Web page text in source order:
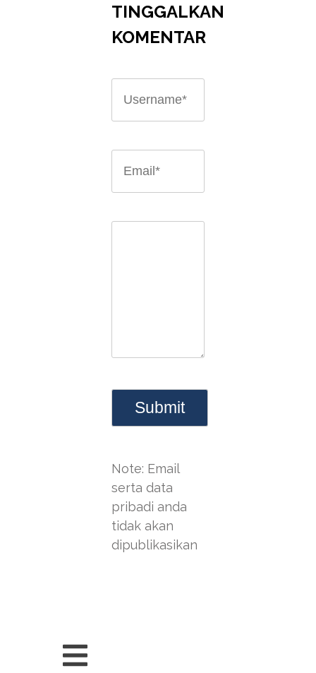
TINGGALKAN
KOMENTAR
Note: Email
serta data
pribadi anda
tidak akan
dipublikasikan